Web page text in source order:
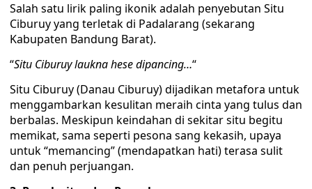
Salah satu lirik paling ikonik adalah penyebutan Situ
Ciburuy yang terletak di Padalarang (sekarang
Kabupaten Bandung Barat).
“Situ Ciburuy laukna hese dipancing…“
Situ Ciburuy (Danau Ciburuy) dijadikan metafora untuk
menggambarkan kesulitan meraih cinta yang tulus dan
berbalas. Meskipun keindahan di sekitar situ begitu
memikat, sama seperti pesona sang kekasih, upaya
untuk “memancing” (mendapatkan hati) terasa sulit
dan penuh perjuangan.